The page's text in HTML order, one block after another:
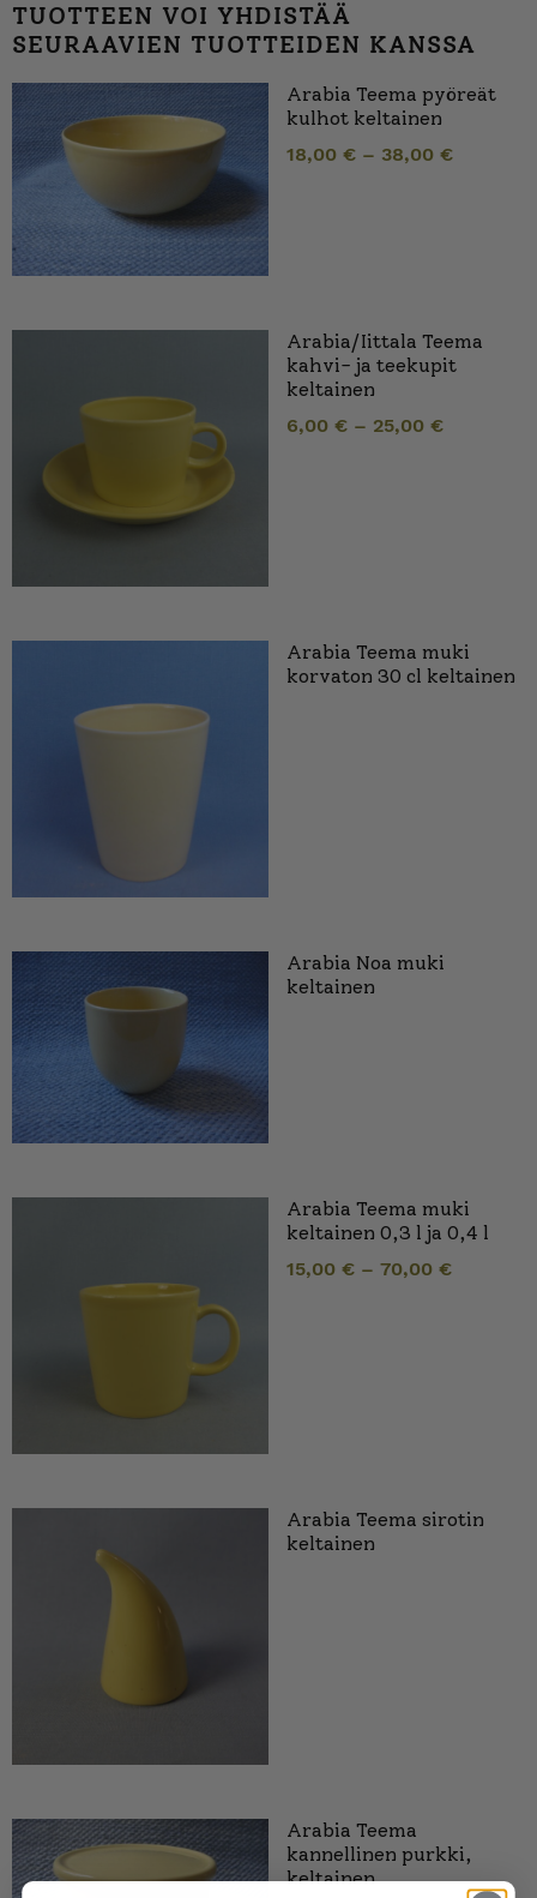
TUOTTEEN VOI YHDISTÄÄ
SEURAAVIEN TUOTTEIDEN KANSSA
Arabia Teema pyöreät
kulhot keltainen
18,00 € – 38,00 €
Arabia/Iittala Teema
kahvi- ja teekupit
keltainen
6,00 € – 25,00 €
Arabia Teema muki
korvaton 30 cl keltainen
Arabia Noa muki
keltainen
Arabia Teema muki
keltainen 0,3 l ja 0,4 l
15,00 € – 70,00 €
Arabia Teema sirotin
keltainen
Arabia Teema
kannellinen purkki,
keltainen